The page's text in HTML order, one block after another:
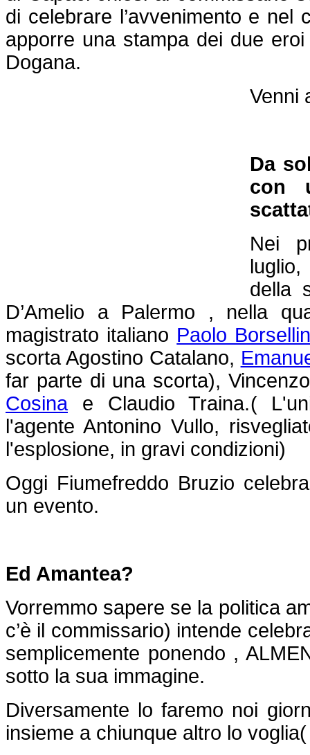
di celebrare l’avvenimento e nel
apporre una stampa dei due
Dogana.
Venni
Da
con
Nei
della
D’Amelio a Palermo , nella
magistrato italiano Paolo
scorta Agostino Catalano,
far parte di una scorta),
Cosinae Claudio Traina.(
l'agente Antonino Vullo,
l'esplosione, in gravi condizioni)
Oggi Fiumefreddo Bruzio
un evento.
Ed Amantea?
Vorremmo sapere se la politica
c’è il commissario) intende
semplicemente ponendo ,
sotto la sua immagine.
Diversamente lo faremo noi
insieme a chiunque altro lo